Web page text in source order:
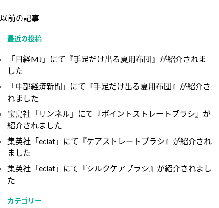
以前の記事
最近の投稿
「日経MJ」にて『手足だけ出る夏用布団』が紹介されま
した
「中部経済新聞」にて『手足だけ出る夏用布団』が紹介さ
れました
宝島社「リンネル」にて『ポイントストレートブラシ』が
紹介されました
集英社「eclat」にて『ケアストレートブラシ』が紹介され
ました
集英社「eclat」にて『シルクケアブラシ』が紹介されまし
た
カテゴリー